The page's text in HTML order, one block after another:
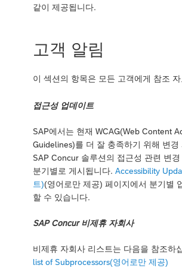
같이 제공됩니다.
고객 알림
이 섹션의 항목은 모든 고객에게 참조
접근성 업데이트
SAP에서는 현재 WCAG(Web Content
Guidelines)를 더 잘 충족하기 위해 변경
SAP Concur 솔루션의 접근성 관련 변
분기별로 게시됩니다. Accessibility
트)(영어로만 제공) 페이지에서 분기별
할 수 있습니다.
SAP Concur 비제휴 자회사
비제휴 자회사 리스트는 다음을 참조하
list of Subprocessors(영어로만 제공)